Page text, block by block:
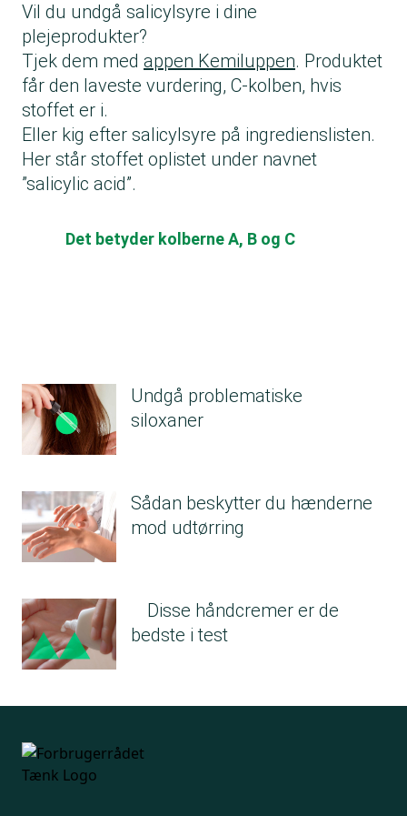
Vil du undgå salicylsyre i dine
plejeprodukter?
Tjek dem med appen Kemiluppen. Produktet
får den laveste vurdering, C-kolben, hvis
stoffet er i.
Eller kig efter salicylsyre på ingredienslisten.
Her står stoffet oplistet under navnet
”salicylic acid”.
Det betyder kolberne A, B og C
Undgå problematiske
siloxaner
Sådan beskytter du hænderne
mod udtørring
Disse håndcremer er de
bedste i test